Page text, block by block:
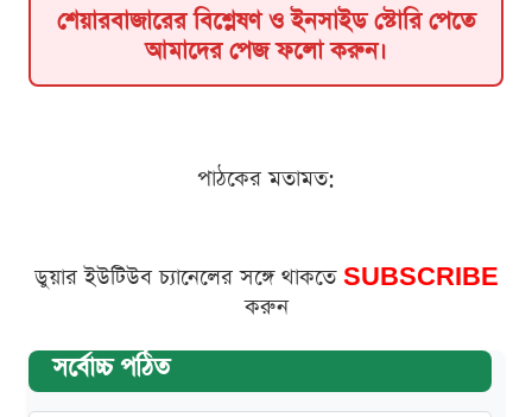
শেয়ারবাজারের বিশ্লেষণ ও ইনসাইড স্টোরি পেতে
আমাদের পেজ ফলো করুন।
পাঠকের মতামত:
ডুয়ার ইউটিউব চ্যানেলের সঙ্গে থাকতে SUBSCRIBE
করুন
সর্বোচ্চ পঠিত